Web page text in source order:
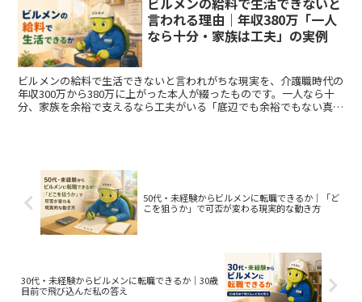
言われる理由｜年収380万「一人
なら十分・家族は工夫」の実例
ビルメンの給料で生活できないと言われがちな現実を、介護職時代の
年収300万から380万に上がった本人が綴ったものです。一人なら十
分、家族を余裕で支えるなら工夫がいる「底辺でも余裕でもない真ん
50代・未経験からビルメンに転職できるか｜「ど
こを狙うか」で可否が変わる現実的な動き方
30代・未経験からビルメンに転職できるか｜30歳
目前で飛び込んだ私の答え